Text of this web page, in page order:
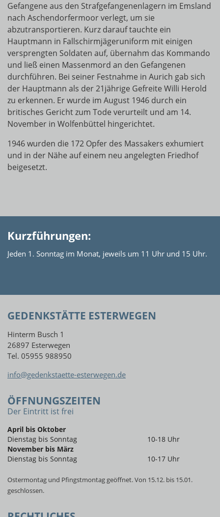
Gefangene aus den Strafgefangenenlagern im Emsland
nach Aschendorfermoor verlegt, um sie
abzutransportieren. Kurz darauf tauchte ein
Hauptmann in Fallschirmjägeruniform mit einigen
versprengten Soldaten auf, übernahm das Kommando
und ließ einen Massenmord an den Gefangenen
durchführen. Bei seiner Festnahme in Aurich gab sich
der Hauptmann als der 21jährige Gefreite Willi Herold
zu erkennen. Er wurde im August 1946 durch ein
britisches Gericht zum Tode verurteilt und am 14.
November in Wolfenbüttel hingerichtet.
1946 wurden die 172 Opfer des Massakers exhumiert
und in der Nähe auf einem neu angelegten Friedhof
beigesetzt.
Kurzführungen:
Jeden 1. Sonntag im Monat, jeweils um 11 Uhr und 15 Uhr.
GEDENKSTÄTTE ESTERWEGEN
Hinterm Busch 1
26897 Esterwegen
Tel. 05955 988950
info@gedenkstaette-esterwegen.de
ÖFFNUNGSZEITEN
Der Eintritt ist frei
April bis Oktober
Dienstag bis Sonntag
10-18 Uhr
November bis März
Dienstag bis Sonntag
10-17 Uhr
Ostermontag und Pfingstmontag geöffnet. Von 15.12. bis 15.01.
geschlossen.